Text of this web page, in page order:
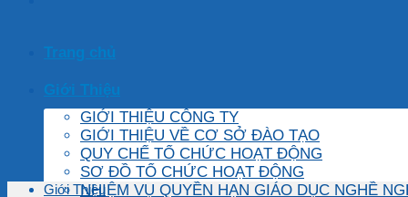
Trang chủ
Giới Thiệu
GIỚI THIỆU CÔNG TY
GIỚI THIỆU VỀ CƠ SỞ ĐÀO TẠO
QUY CHẾ TỔ CHỨC HOẠT ĐỘNG
SƠ ĐỒ TỔ CHỨC HOẠT ĐỘNG
NHIỆM VỤ QUYỀN HẠN GIÁO DỤC NGHỀ
Giới Thiệu